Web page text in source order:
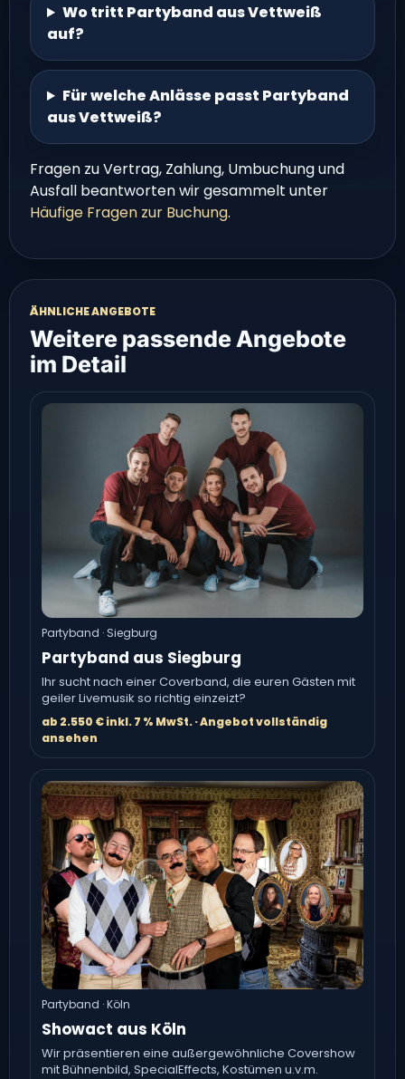
Wo tritt Partyband aus Vettweiß
auf?
Für welche Anlässe passt Partyband
aus Vettweiß?
Fragen zu Vertrag, Zahlung, Umbuchung und
Ausfall beantworten wir gesammelt unter
Häufige Fragen zur Buchung.
ÄHNLICHE ANGEBOTE
Weitere passende Angebote
im Detail
Partyband · Siegburg
Partyband aus Siegburg
Ihr sucht nach einer Coverband, die euren Gästen mit
geiler Livemusik so richtig einzeizt?
ab 2.550 € inkl. 7 % MwSt. · Angebot vollständig
ansehen
Partyband · Köln
Showact aus Köln
Wir präsentieren eine außergewöhnliche Covershow
mit Bühnenbild, SpecialEffects, Kostümen u.v.m.